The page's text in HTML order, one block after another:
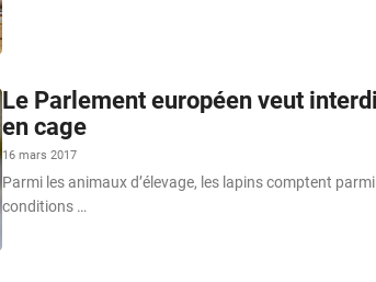
Le Parlement européen veut
en cage
16 mars 2017
Parmi les animaux d’élevage, les lapins comptent
conditions …